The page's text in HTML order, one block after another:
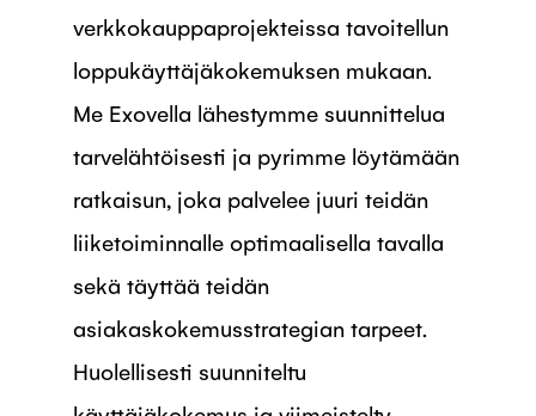
verkkokauppaprojekteissa tavoitellun
loppukäyttäjäkokemuksen mukaan.
Me Exovella lähestymme suunnittelua
tarvelähtöisesti ja pyrimme löytämään
ratkaisun, joka palvelee juuri teidän
liiketoiminnalle optimaalisella tavalla
sekä täyttää teidän
asiakaskokemusstrategian tarpeet.
Huolellisesti suunniteltu